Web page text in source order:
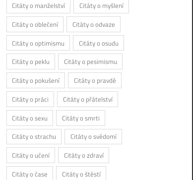
Citáty o manželství
Citáty o myšlení
Citáty o oblečení
Citáty o odvaze
Citáty o optimismu
Citáty o osudu
Citáty o peklu
Citáty o pesimismu
Citáty o pokušení
Citáty o pravdě
Citáty o práci
Citáty o přátelství
Citáty o sexu
Citáty o smrti
Citáty o strachu
Citáty o svědomí
Citáty o učení
Citáty o zdraví
Citáty o čase
Citáty o štěstí